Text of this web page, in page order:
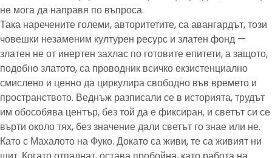
не мога да направя по въпроса.
Така наречените големи, авторитетите, са авангардът, този
човешки незаменим културен ресурс и златен фонд —
златен не от инертен захлас по готовите епитети, а защото,
подобно златото, са проводник всичко екзистенциално
смислено и ценно да циркулира свободно във времето и
пространството. Веднъж разписали се в историята, трудът
им обособява център, без той да е фиксиран, и светът си се
върти около тях, без значение дали светът го знае или не.
Като с Махалото на Фуко. Докато са живи, те са живият ни